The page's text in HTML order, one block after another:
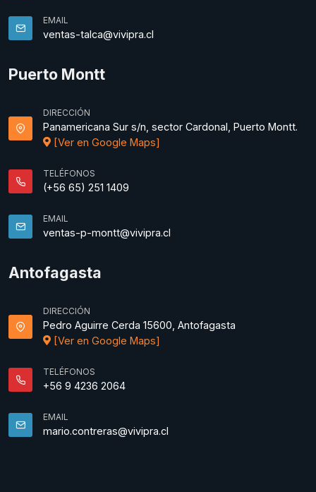
EMAIL
ventas-talca@vivipra.cl
Puerto Montt
DIRECCIÓN
Panamericana Sur s/n, sector Cardonal, Puerto Montt.
[Ver en Google Maps]
TELÉFONOS
(+56 65) 251 1409
EMAIL
ventas-p-montt@vivipra.cl
Antofagasta
DIRECCIÓN
Pedro Aguirre Cerda 15600, Antofagasta
[Ver en Google Maps]
TELÉFONOS
+56 9 4236 2064
EMAIL
mario.contreras@vivipra.cl